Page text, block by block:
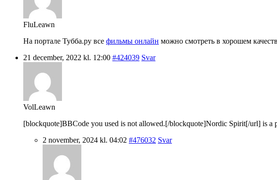
FluLeawn
На портале Тубба.ру все фильмы онлайн можно смотреть в хорошем
21 december, 2022 kl. 12:00 #424039 Svar
VolLeawn
[blockquote]BBCode you used is not allowed.[/blockquote]Nordic Spirit[/url] is a
2 november, 2024 kl. 04:02 #476032 Svar